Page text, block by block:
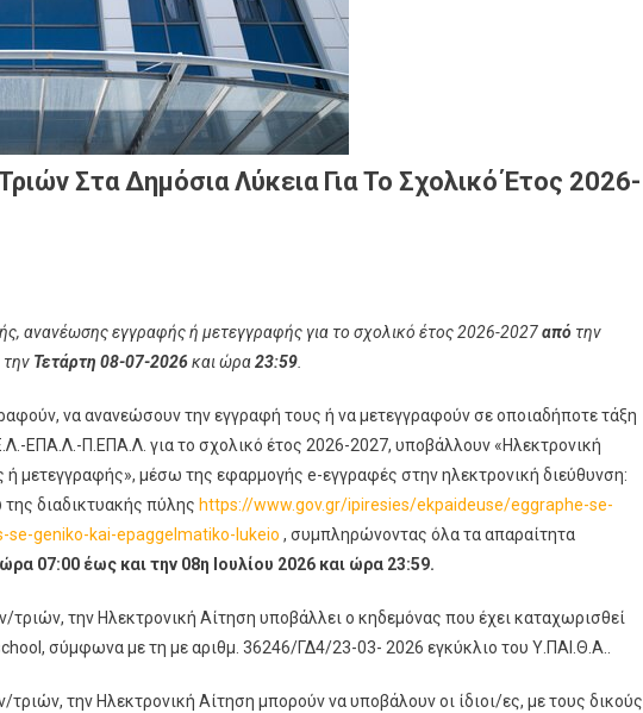
Στα Δημόσια Λύκεια Για Το Σχολικό Έτος 2026-
ανανέωσης εγγραφής ή μετεγγραφής για το σχολικό έτος 2026-2027από την
την Τετάρτη 08-07-2026και ώρα23:59.
να ανανεώσουν την εγγραφή τους ή να μετεγγραφούν σε οποιαδήποτε τάξη
ΕΠΑ.Λ.-Π.ΕΠΑ.Λ. για το σχολικό έτος 2026-2027, υποβάλλουν «Ηλεκτρονική
μετεγγραφής», μέσω της εφαρμογής e-εγγραφές στην ηλεκτρονική διεύθυνση:
διαδικτυακής πύλης https://www.gov.gr/ipiresies/ekpaideuse/eggraphe-se-
geniko-kai-epaggelmatiko-lukeio , συμπληρώνοντας όλα τα απαραίτητα
07:00 έως και την 08η Ιουλίου 2026 και ώρα 23:59.
την Ηλεκτρονική Αίτηση υποβάλλει ο κηδεμόνας που έχει καταχωρισθεί
σύμφωνα με τη με αριθμ. 36246/ΓΔ4/23-03- 2026 εγκύκλιο του Υ.ΠΑΙ.Θ.Α..
την Ηλεκτρονική Αίτηση μπορούν να υποβάλουν οι ίδιοι/ες, με τους δικούς